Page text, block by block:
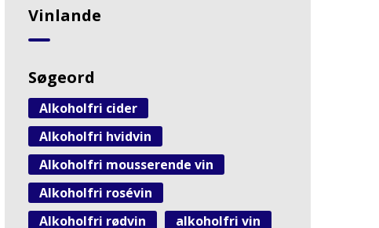
Vinlande
Søgeord
Alkoholfri cider
Alkoholfri hvidvin
Alkoholfri mousserende vin
Alkoholfri rosévin
Alkoholfri rødvin
alkoholfri vin